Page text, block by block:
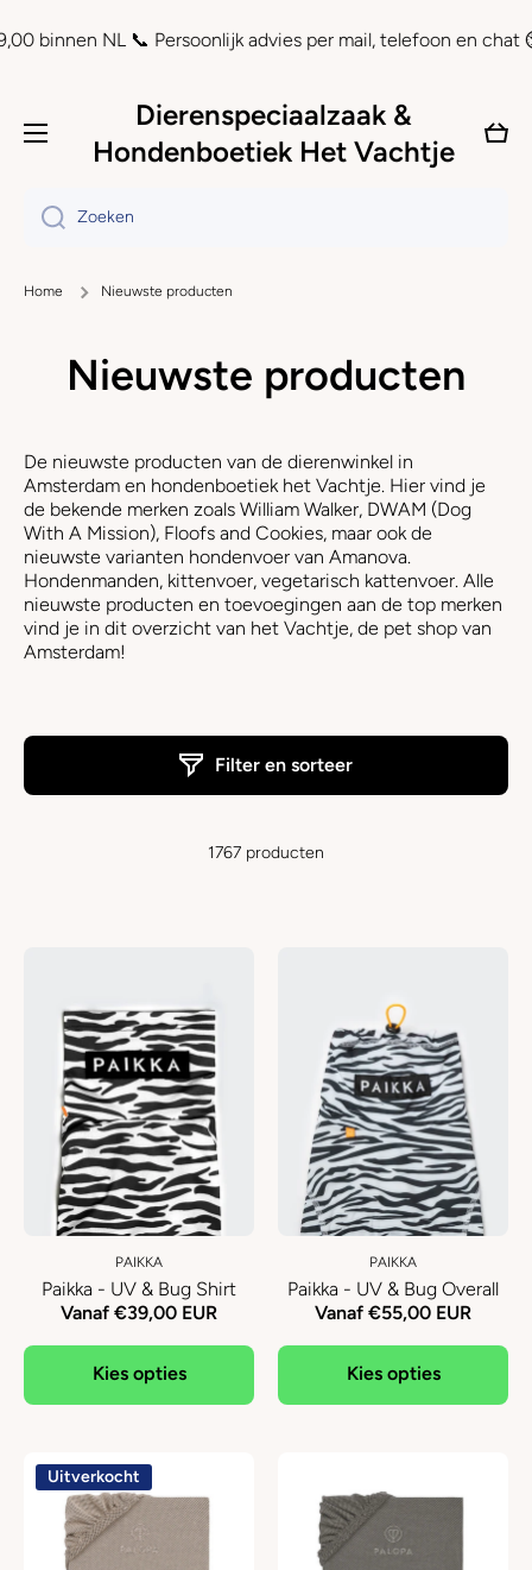
Doorgaan naar artikel
📞 Persoonlijk advies per mail, telefoon en chat ⏲
Dierenspeciaalzaak &
Hondenboetiek Het Vachtje
Zoeken
Home Nieuwste producten
Nieuwste producten
De nieuwste producten van de dierenwinkel in
Amsterdam en hondenboetiek het Vachtje. Hier vind je
de bekende merken zoals William Walker, DWAM (Dog
With A Mission), Floofs and Cookies, maar ook de
nieuwste varianten hondenvoer van Amanova.
Hondenmanden, kittenvoer, vegetarisch kattenvoer. Alle
nieuwste producten en toevoegingen aan de top merken
vind je in dit overzicht van het Vachtje, de pet shop van
Amsterdam!
Filter en sorteer
1767 producten
PAIKKA
Paikka - UV & Bug Shirt
Vanaf €39,00 EUR
Kies opties
PAIKKA
Paikka - UV & Bug Overall
Vanaf €55,00 EUR
Kies opties
Uitverkocht